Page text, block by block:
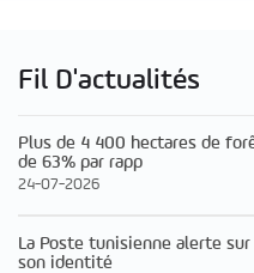
Fil D'actualités
Plus de 4 400 hectares de
de 63% par rapp
24-07-2026
La Poste tunisienne alerte
son identité